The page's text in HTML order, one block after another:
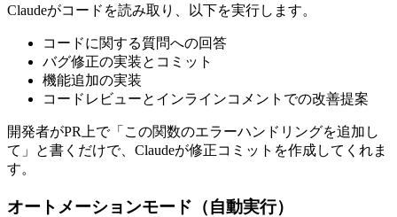
Claudeがコードを読み取り、以下を実行します。
コードに関する質問への回答
バグ修正の実装とコミット
機能追加の実装
コードレビューとインラインコメントでの改善提案
開発者がPR上で「この関数のエラーハンドリングを追加し
て」と書くだけで、Claudeが修正コミットを作成してくれま
す。
オートメーションモード（自動実行）